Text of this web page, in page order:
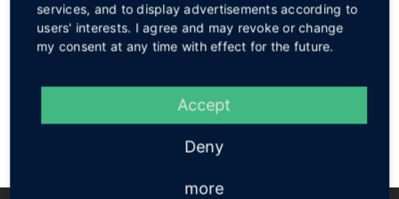
Social
services, and to display advertisements according to
users' interests. I agree and may revoke or change
my consent at any time with effect for the future.
Accept
Deny
more